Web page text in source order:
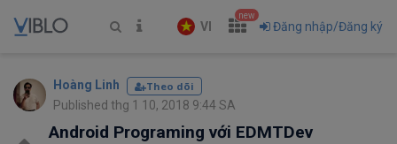
VI
new
Đăng nhập/Đăng ký
Hoàng Linh Theo dõi
Published thg 1 10, 2018 9:44 SA
Android Programing với EDMTDev